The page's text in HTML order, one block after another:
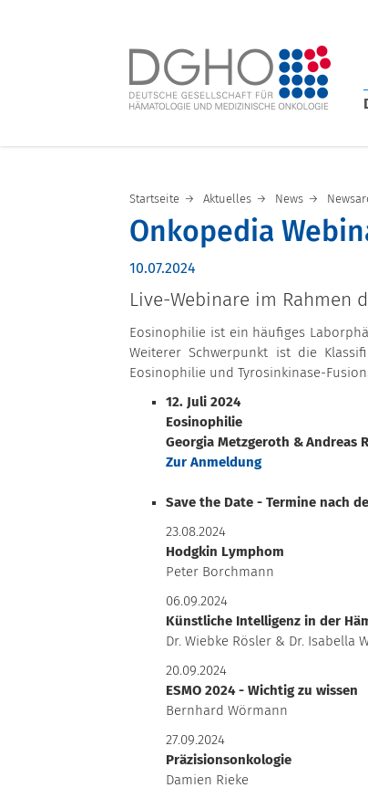
Startseite Aktuelles News
Onkopedia
10.07.2024
Live-Webinare im Rahmen
Eosinophilie ist ein häufiges
Weiterer Schwerpunkt ist die
Eosinophilie und Tyrosinkinase-
12. Juli 2024
Eosinophilie
Georgia Metzgeroth & Andreas
Zur Anmeldung
Save the Date - Termine nach
23.08.2024
Hodgkin Lymphom
Peter Borchmann
06.09.2024
Künstliche Intelligenz in der
Dr. Wiebke Rösler & Dr. Isabella
20.09.2024
ESMO 2024 - Wichtig zu wissen
Bernhard Wörmann
27.09.2024
Präzisionsonkologie
Damien Rieke